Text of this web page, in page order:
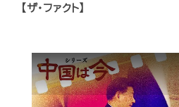
【ザ・ファクト】